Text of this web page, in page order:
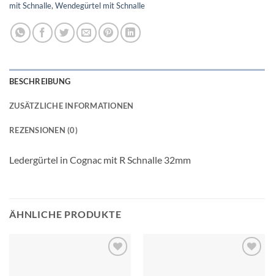
mit Schnalle, Wendegürtel mit Schnalle
BESCHREIBUNG
ZUSÄTZLICHE INFORMATIONEN
REZENSIONEN (0)
Ledergürtel in Cognac mit R Schnalle 32mm
ÄHNLICHE PRODUKTE